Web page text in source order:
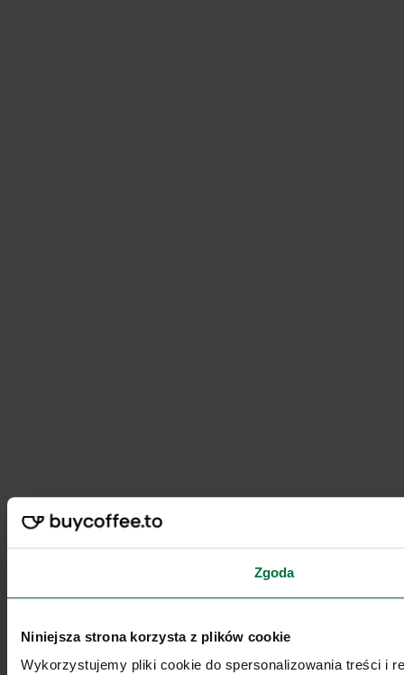
Zgoda
Niniejsza strona korzysta z plików cookie
Wykorzystujemy pliki cookie do spersonalizowania treści i